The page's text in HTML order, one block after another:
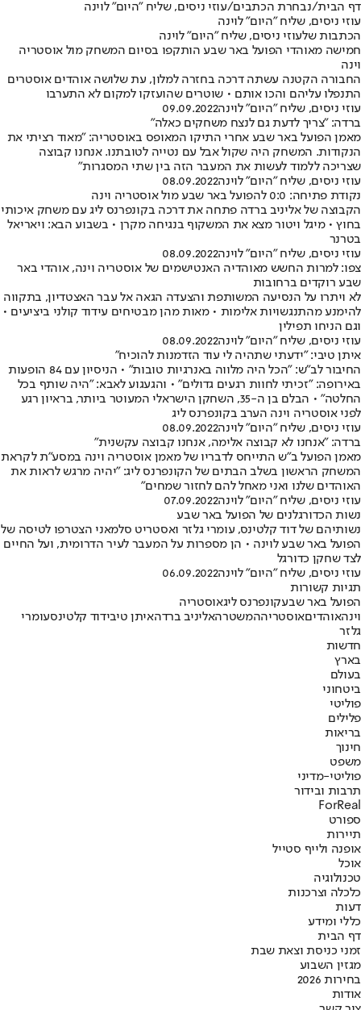
דף הבית/נבחרת הכתבים/עוזי ניסים, שליח "היום" לוינה
עוזי ניסים, שליח "היום" לוינה
הכתבות שלעוזי ניסים, שליח "היום" לוינה
חמישה מאוהדי הפועל באר שבע הותקפו בסיום המשחק מול אוסטריה
וינה
החבורה הקטנה עשתה דרכה בחזרה למלון, עת שלושה אוהדים אוסטרים
התנפלו עליהם והכו אותם • שוטרים שהועזקו למקום לא התערבו
עוזי ניסים, שליח "היום" לוינה09.09.2022
ברדה: "צריך לדעת גם לנצח משחקים כאלה"
מאמן הפועל באר שבע אחרי התיקו המאופס באוסטריה: "מאוד רציתי את
הנקודות. המשחק היה שקול אבל עם נטייה לטובתנו. אנחנו קבוצה
שצריכה ללמוד לעשות את המעבר הזה בין שתי המסגרות"
עוזי ניסים, שליח "היום" לוינה08.09.2022
נקודת פתיחה: 0:0 להפועל באר שבע מול אוסטריה וינה
הקבוצה של אליניב ברדה פתחה את דרכה בקונפרנס ליג עם משחק איכותי
בחוץ • מיגל ויטור מצא את המשקוף בנגיחה מקרן • בשבוע הבא: ויאריאל
בטרנר
עוזי ניסים, שליח "היום" לוינה08.09.2022
צפו: למרות החשש מאוהדיה האנטישמים של אוסטריה וינה, אוהדי באר
שבע רוקדים ברחובות
לא ויתרו על הנסיעה המשותפת והצעדה הגאה אל עבר האצטדיון, בתקווה
להימנע מהתנגשויות אלימות • מאות מהן מבטיחים עידוד קולני ביציעים •
וגם הניחו תפילין
עוזי ניסים, שליח "היום" לוינה08.09.2022
איתן טיבי: "ידעתי שתהיה לי עוד הזדמנות להוכיח"
החיבור לב"ש: "הכל היה מלווה באנרגיות טובות" • הניסיון עם 84 הופעות
באירופה: "זכיתי לחוות רגעים גדולים" • והגעגוע לאבא: "היה שותף בכל
החלטה" • הבלם בן ה-35, השחקן הישראלי המעוטר ביותר, בראיון רגע
לפני אוסטריה וינה הערב בקונפרנס ליג
עוזי ניסים, שליח "היום" לוינה08.09.2022
ברדה: "אנחנו לא קבוצה אלימה, אנחנו קבוצה עקשנית"
מאמן הפועל ב"ש התייחס לדבריו של מאמן אוסטריה וינה במסע"ת לקראת
המשחק הראשון בשלב הבתים של הקונפרנס ליג: "יהיה מרגש לראות את
האוהדים שלנו ואני מאחל להם לחזור שמחים"
עוזי ניסים, שליח "היום" לוינה07.09.2022
נשות הכדורגלנים של הפועל באר שבע
נשותיהם של דוד קלטינס, עומרי גלזר ואסטריט סלמאני הצטרפו לטיסה של
הפועל באר שבע לוינה • הן מספרות על המעבר לעיר הדרומית, ועל החיים
לצד שחקן כדורגל
עוזי ניסים, שליח "היום" לוינה06.09.2022
תגיות קשורות
הפועל באר שבעקונפרנס ליגאוסטריה
וינהאוהדיםאוסטריההמשטרהאליניב ברדהאיתן טיבידוד קלטינסעומרי
גלזר
חדשות
בארץ
בעולם
ביטחוני
פוליטי
פלילים
בריאות
חינוך
משפט
פוליטי-מדיני
תרבות ובידור
ForReal
ספורט
תיירות
אופנה ולייף סטייל
אוכל
טכנולוגיה
כלכלה וצרכנות
דעות
כללי ומידע
דף הבית
זמני כניסת וצאת שבת
מגזין השבוע
בחירות 2026
אודות